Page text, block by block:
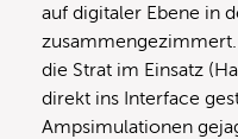
auf digitaler Ebene in
die Strat im Einsatz
direkt ins Interface
Ampsimulationen